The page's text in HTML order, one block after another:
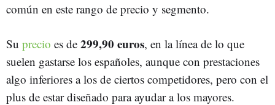
común en este rango de precio y segmento.
Su precio es de 299,90 euros, en la línea de lo que
suelen gastarse los españoles, aunque con prestaciones
algo inferiores a los de ciertos competidores, pero con el
plus de estar diseñado para ayudar a los mayores.